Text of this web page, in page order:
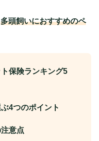
多頭飼いにおすすめのペ
保険ランキング5
4つのポイント
意点